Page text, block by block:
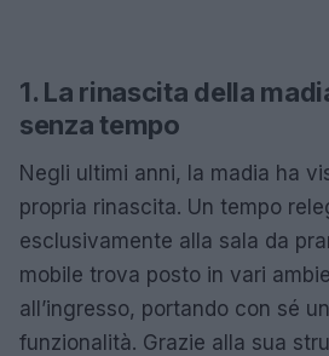
1. La rinascita della
senza tempo
Negli ultimi anni, la madia ha
propria rinascita. Un tempo
esclusivamente alla sala da
mobile trova posto in vari
all’ingresso, portando con sé
funzionalità. Grazie alla sua